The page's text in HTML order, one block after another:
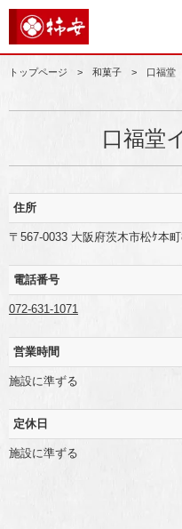
トップページ 和菓子 口福堂
口福堂
住所
〒567-0033 大阪府茨木市松ｹ本
電話番号
072-631-1071
営業時間
施設に準ずる
定休日
施設に準ずる